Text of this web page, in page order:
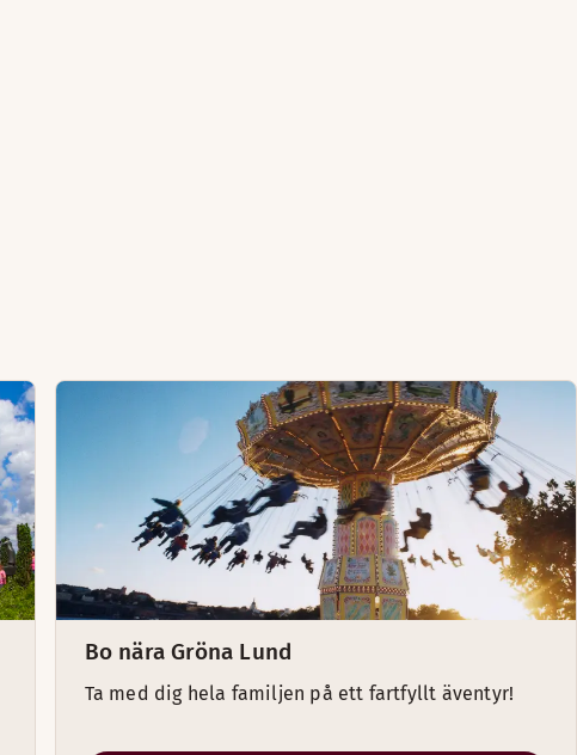
Bo nära Gröna Lund
Ta med dig hela familjen på ett fartfyllt äventyr!